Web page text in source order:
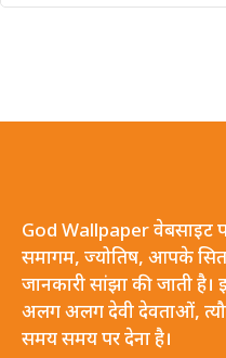
God Wallpaper वेबसाइट
समागम, ज्योतिष, आपके
जानकारी सांझा की जाती
अलग अलग देवी देवताओं,
समय समय पर देना है।